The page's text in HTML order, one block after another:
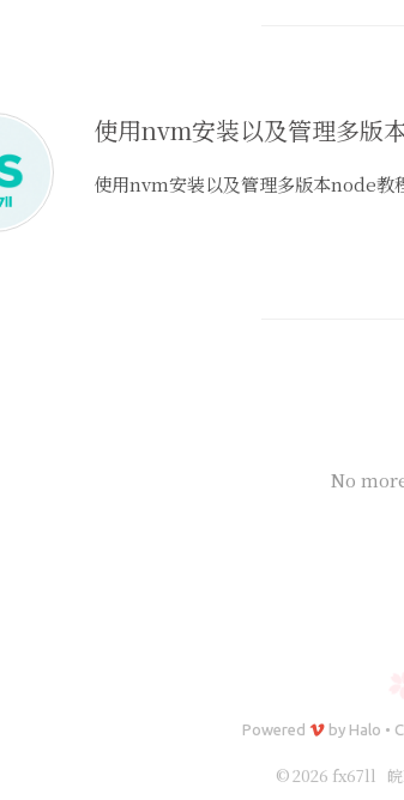
使用nvm安装以及管理多版
使用nvm安装以及管理多版本node教
No
Powered by Halo •
© 2026 fx67ll